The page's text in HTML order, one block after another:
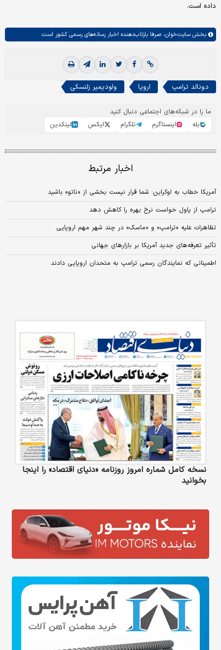
داده است.
بخش سایت‌خوان، صرفا بازتاب‌دهنده اخبار رسانه‌های رسمی کشور است.
دونالد ترامپ اروپا ولودیمیر زلنسکی
ما را در شبکه‌های اجتماعی دنبال کنید
بله
اینستاگرم تلگرام ایکس لینکدین
اخبار مرتبط
آمریکا خطاب به اوکراین: شما قرار نیست بخشی از «ناتو» باشید
ترامپ از پاول خواست نرخ بهره را کاهش دهد
تظاهرات علیه «ترامپ» و «ماسک» در چند شهر مهم اروپایی
تأثیر تعرفه‌های جدید آمریکا بر بازارهای جهانی
اطمینانی که نمایندگان رسمی ترامپ به متحدان اروپایی دادند
نسخه کامل شماره امروز روزنامه «دنیای‌ اقتصاد» را اینجا
بخوانید